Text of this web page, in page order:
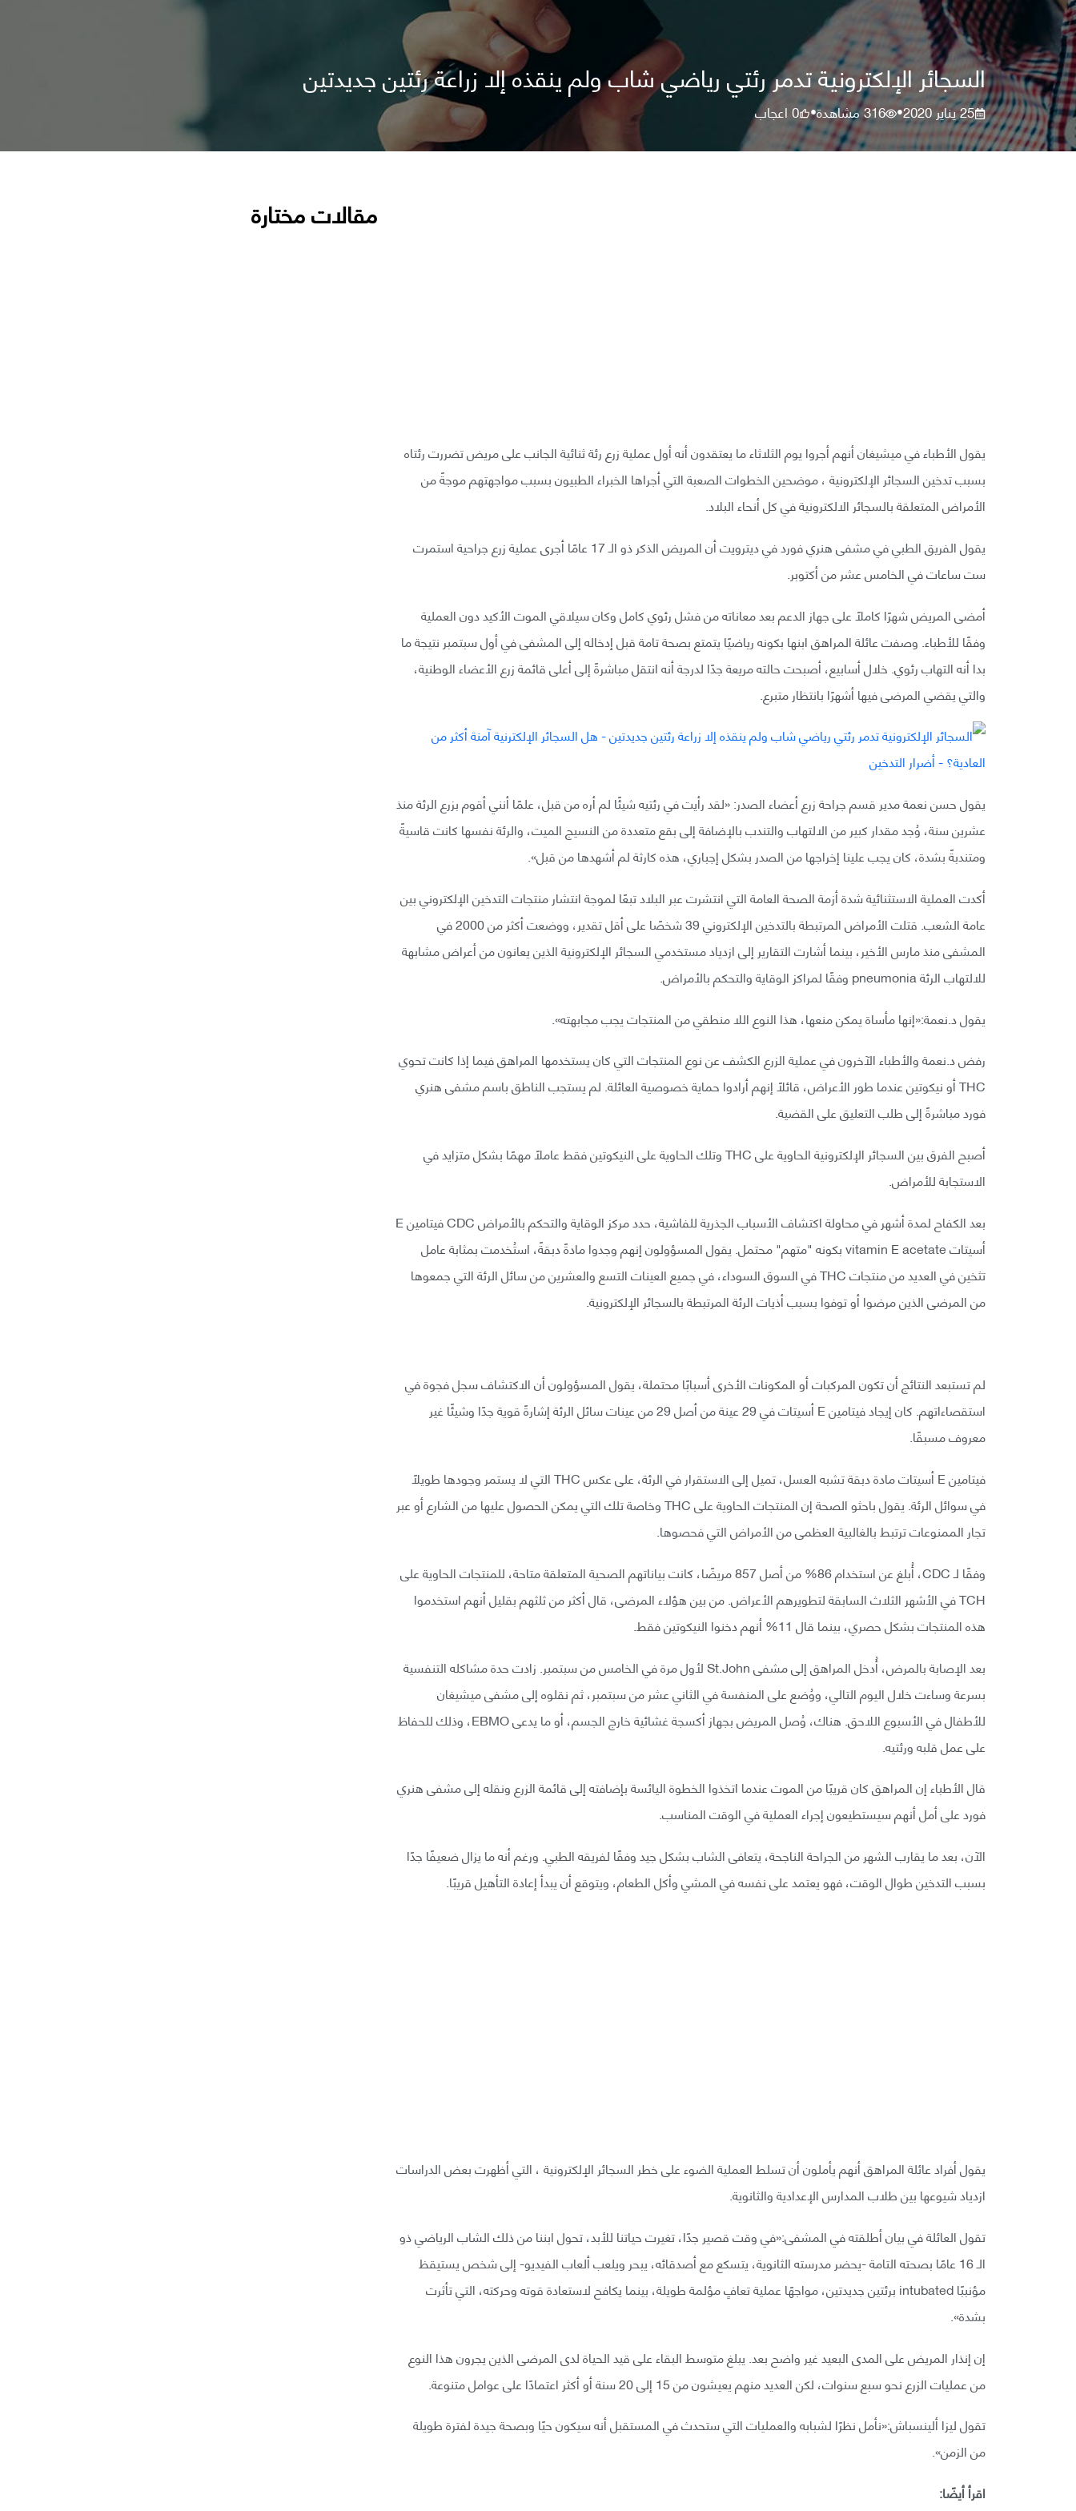
السجائر الإلكترونية تدمر رئتي رياضي شاب ولم ينقذه إلا زراعة رئتين جديدتين
25 يناير 2020 •
316مشاهدة•
0اعجاب
يقول الأطباء في ميشيغان أنهم أجروا يوم الثلاثاء ما يعتقدون أنه أول عملية زرع رئة ثنائية الجانب على مريض تضررت رئتاه
بسبب تدخين السجائر الإلكترونية ، موضحين الخطوات الصعبة التي أجراها الخبراء الطبيون بسبب مواجهتهم موجةً من
الأمراض المتعلقة بالسجائر الالكترونية في كل أنحاء البلاد.
يقول الفريق الطبي في مشفى هنري فورد في ديترويت أن المريض الذكر ذو الـ 17 عامًا أجرى عملية زرع جراحية استمرت
ست ساعات في الخامس عشر من أكتوبر.
أمضى المريض شهرًا كاملًا على جهاز الدعم بعد معاناته من فشل رئوي كامل وكان سيلاقي الموت الأكيد دون العملية
وفقًا للأطباء. وصفت عائلة المراهق ابنها بكونه رياضيًا يتمتع بصحة تامة قبل إدخاله إلى المشفى في أول سبتمبر نتيجة ما
بدا أنه التهاب رئوي. خلال أسابيع، أصبحت حالته مريعة جدًا لدرجة أنه انتقل مباشرةً إلى أعلى قائمة زرع الأعضاء الوطنية،
والتي يقضي المرضى فيها أشهرًا بانتظار متبرع.
يقول حسن نعمة مدير قسم جراحة زرع أعضاء الصدر: «لقد رأيت في رئتيه شيئًا لم أره من قبل، علمًا أنني أقوم بزرع الرئة منذ
عشرين سنة، وُجد مقدار كبير من الالتهاب والتندب بالإضافة إلى بقع متعددة من النسيج الميت، والرئة نفسها كانت قاسيةً
ومتندبةً بشدة، كان يجب علينا إخراجها من الصدر بشكل إجباري، هذه كارثة لم أشهدها من قبل».
أكدت العملية الاستثنائية شدة أزمة الصحة العامة التي انتشرت عبر البلاد تبعًا لموجة انتشار منتجات التدخين الإلكتروني بين
عامة الشعب. قتلت الأمراض المرتبطة بالتدخين الإلكتروني 39 شخصًا على أقل تقدير، ووضعت أكثر من 2000 في
المشفى منذ مارس الأخير، بينما أشارت التقارير إلى ازدياد مستخدمي السجائر الإلكترونية الذين يعانون من أعراض مشابهة
للالتهاب الرئة pneumonia وفقًا لمراكز الوقاية والتحكم بالأمراض.
يقول د.نعمة:«إنها مأساة يمكن منعها، هذا النوع اللا منطقي من المنتجات يجب مجابهته».
رفض د.نعمة والأطباء الآخرون في عملية الزرع الكشف عن نوع المنتجات التي كان يستخدمها المراهق فيما إذا كانت تحوي
THC أو نيكوتين عندما طور الأعراض، قائلًا إنهم أرادوا حماية خصوصية العائلة. لم يستجب الناطق باسم مشفى هنري
فورد مباشرةً إلى طلب التعليق على القضية.
أصبح الفرق بين السجائر الإلكترونية الحاوية على THC وتلك الحاوية على النيكوتين فقط عاملًا مهمًا بشكل متزايد في
الاستجابة للأمراض.
بعد الكفاح لمدة أشهر في محاولة اكتشاف الأسباب الجذرية للفاشية، حدد مركز الوقاية والتحكم بالأمراض CDC فيتامين E
أسيتات vitamin E acetate بكونه "متهم" محتمل. يقول المسؤولون إنهم وجدوا مادةً دبقةً، استُخدمت بمثابة عامل
تثخين في العديد من منتجات THC في السوق السوداء، في جميع العينات التسع والعشرين من سائل الرئة التي جمعوها
من المرضى الذين مرضوا أو توفوا بسبب أذيات الرئة المرتبطة بالسجائر الإلكترونية.
لم تستبعد النتائج أن تكون المركبات أو المكونات الأخرى أسبابًا محتملة، يقول المسؤولون أن الاكتشاف سجل فجوة في
استقصاءاتهم. كان إيجاد فيتامين E أسيتات في 29 عينة من أصل 29 من عينات سائل الرئة إشارةً قوية جدًا وشيئًا غير
معروف مسبقًا.
فيتامين E أسيتات مادة دبقة تشبه العسل، تميل إلى الاستقرار في الرئة، على عكس THC التي لا يستمر وجودها طويلًا
في سوائل الرئة. يقول باحثو الصحة إن المنتجات الحاوية على THC وخاصة تلك التي يمكن الحصول عليها من الشارع أو عبر
تجار الممنوعات ترتبط بالغالبية العظمى من الأمراض التي فحصوها.
وفقًا لـ CDC، أُبلغ عن استخدام 86% من أصل 857 مريضًا، كانت بياناتهم الصحية المتعلقة متاحة، للمنتجات الحاوية على
TCH في الأشهر الثلاث السابقة لتطويرهم الأعراض. من بين هؤلاء المرضى، قال أكثر من ثلثهم بقليل أنهم استخدموا
هذه المنتجات بشكل حصري، بينما قال 11% أنهم دخنوا النيكوتين فقط.
بعد الإصابة بالمرض، أُدخل المراهق إلى مشفى St.John لأول مرة في الخامس من سبتمبر. زادت حدة مشاكله التنفسية
بسرعة وساءت خلال اليوم التالي، ووُضع على المنفسة في الثاني عشر من سبتمبر، ثم نقلوه إلى مشفى ميشيغان
للأطفال في الأسبوع اللاحق. هناك، وُصل المريض بجهاز أكسجة غشائية خارج الجسم، أو ما يدعى EBMO، وذلك للحفاظ
على عمل قلبه ورئتيه.
قال الأطباء إن المراهق كان قريبًا من الموت عندما اتخذوا الخطوة اليائسة بإضافته إلى قائمة الزرع ونقله إلى مشفى هنري
فورد على أمل أنهم سيستطيعون إجراء العملية في الوقت المناسب.
الآن، بعد ما يقارب الشهر من الجراحة الناجحة، يتعافى الشاب بشكل جيد وفقًا لفريقه الطبي. ورغم أنه ما يزال ضعيفًا جدًا
بسبب التدخين طوال الوقت، فهو يعتمد على نفسه في المشي وأكل الطعام، ويتوقع أن يبدأ إعادة التأهيل قريبًا.
يقول أفراد عائلة المراهق أنهم يأملون أن تسلط العملية الضوء على خطر السجائر الإلكترونية ، التي أظهرت بعض الدراسات
ازدياد شيوعها بين طلاب المدارس الإعدادية والثانوية.
تقول العائلة في بيان أطلقته في المشفى:«في وقت قصير جدًا، تغيرت حياتنا للأبد، تحول ابننا من ذلك الشاب الرياضي ذو
الـ 16 عامًا بصحته التامة -يحضر مدرسته الثانوية، يتسكع مع أصدقائه، يبحر ويلعب ألعاب الفيديو- إلى شخص يستيقظ
مؤنببًا intubated برئتين جديدتين، مواجهًا عملية تعافٍ مؤلمة طويلة، بينما يكافح لاستعادة قوته وحركته، التي تأثرت
بشدة».
إن إنذار المريض على المدى البعيد غير واضح بعد. يبلغ متوسط البقاء على قيد الحياة لدى المرضى الذين يجرون هذا النوع
من عمليات الزرع نحو سبع سنوات، لكن العديد منهم يعيشون من 15 إلى 20 سنة أو أكثر اعتمادًا على عوامل متنوعة.
تقول ليزا ألينسباش:«نأمل نظرًا لشبابه والعمليات التي ستحدث في المستقبل أنه سيكون حيًا وبصحة جيدة لفترة طويلة
من الزمن».
اقرأ أيضًا:
مقالات مختارة